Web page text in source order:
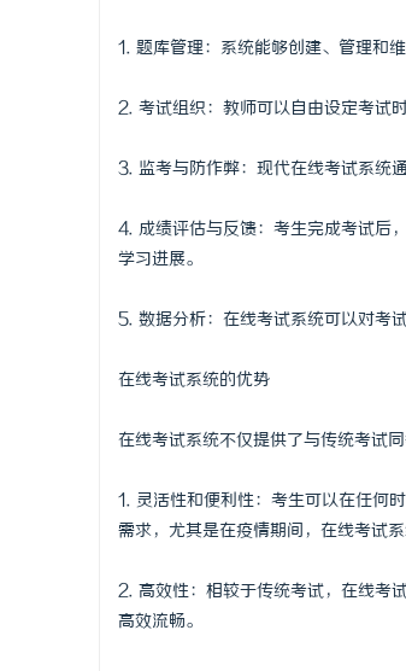
1. 题库管理：系统能够创建、管理和
2. 考试组织：教师可以自由设定考试
3. 监考与防作弊：现代在线考试系统
4. 成绩评估与反馈：考生完成考试后
学习进展。
5. 数据分析：在线考试系统可以对考
在线考试系统的优势
在线考试系统不仅提供了与传统考试
1. 灵活性和便利性：考生可以在任何
需求，尤其是在疫情期间，在线考试
2. 高效性：相较于传统考试，在线考
高效流畅。